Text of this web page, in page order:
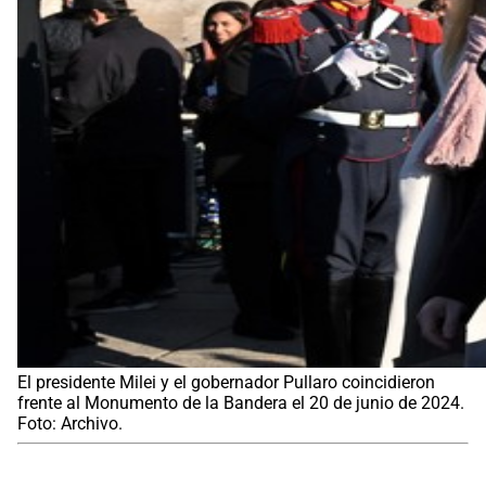
El presidente Milei y el gobernador Pullaro coincidieron
frente al Monumento de la Bandera el 20 de junio de 2024.
Foto: Archivo.